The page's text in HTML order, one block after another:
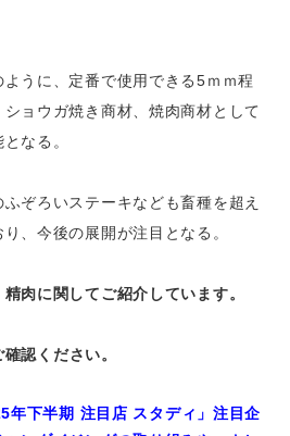
うに、定番で使用できる5ｍｍ程
ョウガ焼き商材、焼肉商材として
なる。
ぞろいステーキなども畜種を超え
、今後の展開が注目となる。
肉に関してご紹介しています。
認ください。
年下半期 注目店 スタディ」注目企